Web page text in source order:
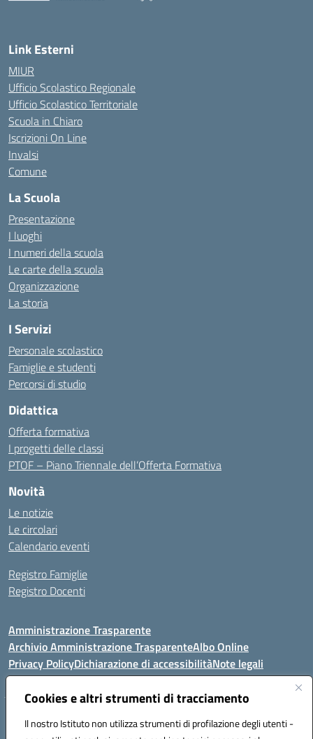
Cookies e altri strumenti di tracciamento
Il nostro Istituto non utilizza strumenti di profilazione degli utenti -
Link Esterni
MIUR
Ufficio Scolastico Regionale
Ufficio Scolastico Territoriale
Scuola in Chiaro
Iscrizioni On Line
Invalsi
Comune
La Scuola
Presentazione
I luoghi
I numeri della scuola
Le carte della scuola
Organizzazione
La storia
I Servizi
Personale scolastico
Famiglie e studenti
Percorsi di studio
Didattica
Offerta formativa
I progetti delle classi
PTOF – Piano Triennale dell’Offerta Formativa
Novità
Le notizie
Le circolari
Calendario eventi
Registro Famiglie
Registro Docenti
Amministrazione Trasparente
Archivio Amministrazione TrasparenteAlbo Online
Privacy PolicyDichiarazione di accessibilitàNote legali
Istituto Comprensivo Statale